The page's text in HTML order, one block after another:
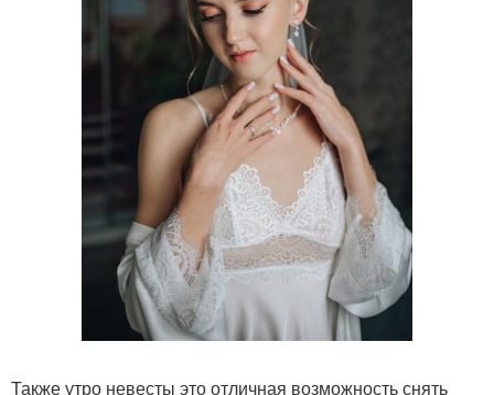
Также утро невесты это отличная возможность снять